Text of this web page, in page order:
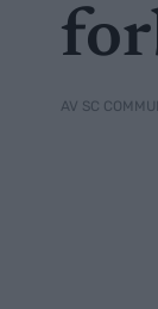
AV SC